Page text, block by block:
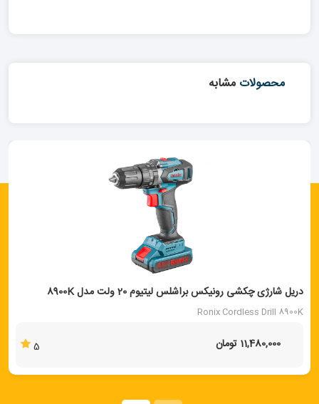
محصولات مشابه
دریل شارژی چکشی رونیکس براشلس لیتیوم 20 ولت مدل 8900K
Ronix Cordless Drill 8900K
11,480,000 تومان 5